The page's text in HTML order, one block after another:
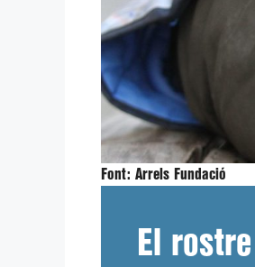
Font: Arrels Fundació
El